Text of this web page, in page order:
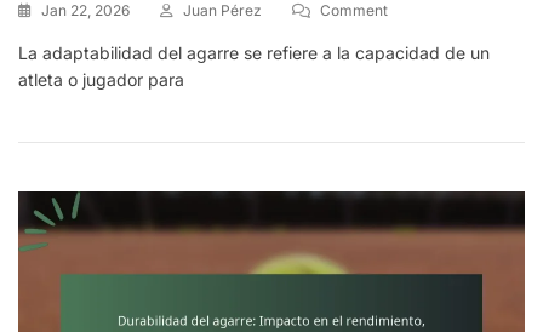
Jan 22, 2026 Juan Pérez CommentOn
Del
El
Experiencia
Jugador,
La adaptabilidad del agarre se refiere a la capacidad de un
atleta o jugador para